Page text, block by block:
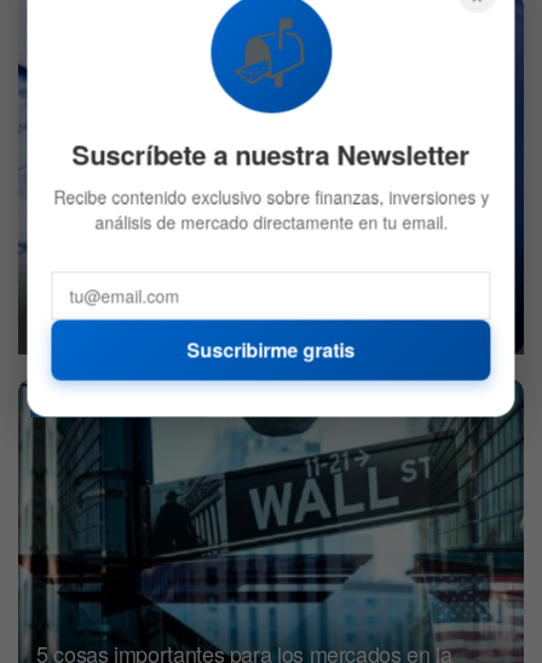
Recesión oficial en Eurozona: Impacto económico
2023
8 DE JUNIO DE 2023
5 cosas importantes para los mercados en la
📬
Suscríbete a nuestra Newsletter
Recibe contenido exclusivo sobre finanzas, inversiones y
análisis de mercado directamente en tu email.
Suscribirme gratis